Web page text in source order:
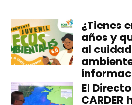
¿Tienes
años y
al
El
CARDER